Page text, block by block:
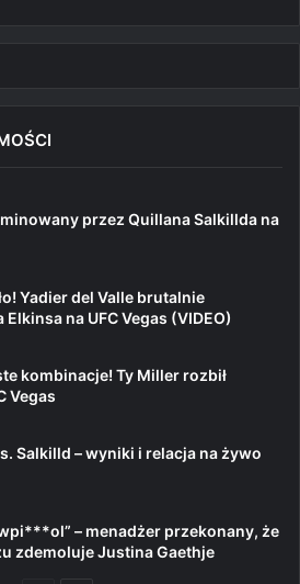
przez Quillana Salkillda na
Yadier del Valle brutalnie
na UFC Vegas (VIDEO)
kombinacje! Ty Miller rozbił
Vegas
Salkilld – wyniki i relacja na żywo
– menadżer przekonany, że
zdemoluje Justina Gaethje